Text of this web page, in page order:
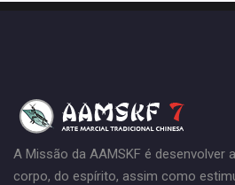
A Missão da AAMSKF é desenvolver
corpo, do espírito, assim como